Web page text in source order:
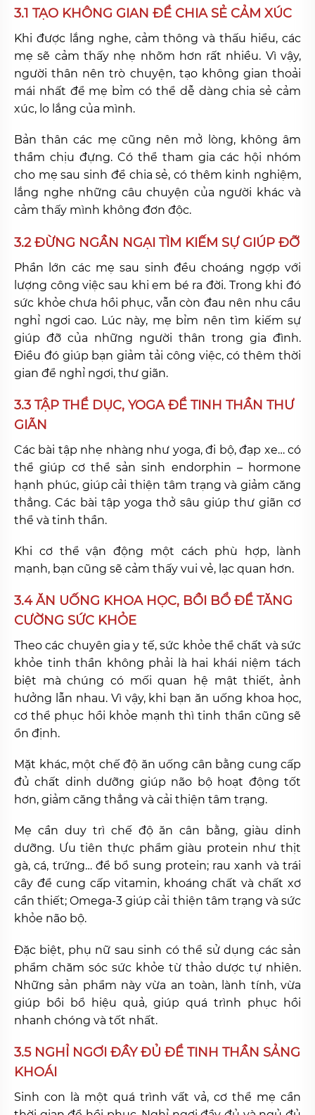
3.1 TẠO KHÔNG GIAN ĐỂ CHIA SẺ CẢM XÚC
Khi được lắng nghe, cảm thông và thấu hiểu, các
mẹ sẽ cảm thấy nhẹ nhõm hơn rất nhiều. Vì vậy,
người thân nên trò chuyện, tạo không gian thoải
mái nhất để mẹ bỉm có thể dễ dàng chia sẻ cảm
xúc, lo lắng của mình.
Bản thân các mẹ cũng nên mở lòng, không âm
thầm chịu đựng. Có thể tham gia các hội nhóm
cho mẹ sau sinh để chia sẻ, có thêm kinh nghiệm,
lắng nghe những câu chuyện của người khác và
cảm thấy mình không đơn độc.
3.2 ĐỪNG NGẦN NGẠI TÌM KIẾM SỰ GIÚP ĐỠ
Phần lớn các mẹ sau sinh đều choáng ngợp với
lượng công việc sau khi em bé ra đời. Trong khi đó
sức khỏe chưa hồi phục, vẫn còn đau nên nhu cầu
nghỉ ngơi cao. Lúc này, mẹ bỉm nên tìm kiếm sự
giúp đỡ của những người thân trong gia đình.
Điều đó giúp bạn giảm tải công việc, có thêm thời
gian để nghỉ ngơi, thư giãn.
3.3 TẬP THỂ DỤC, YOGA ĐỂ TINH THẦN THƯ
GIÃN
Các bài tập nhẹ nhàng như yoga, đi bộ, đạp xe… có
thể giúp cơ thể sản sinh endorphin – hormone
hạnh phúc, giúp cải thiện tâm trạng và giảm căng
thẳng. Các bài tập yoga thở sâu giúp thư giãn cơ
thể và tinh thần.
Khi cơ thể vận động một cách phù hợp, lành
mạnh, bạn cũng sẽ cảm thấy vui vẻ, lạc quan hơn.
3.4 ĂN UỐNG KHOA HỌC, BỒI BỔ ĐỂ TĂNG
CƯỜNG SỨC KHỎE
Theo các chuyên gia y tế, sức khỏe thể chất và sức
khỏe tinh thần không phải là hai khái niệm tách
biệt mà chúng có mối quan hệ mật thiết, ảnh
hưởng lẫn nhau. Vì vậy, khi bạn ăn uống khoa học,
cơ thể phục hồi khỏe mạnh thì tinh thần cũng sẽ
ổn định.
Mặt khác, một chế độ ăn uống cân bằng cung cấp
đủ chất dinh dưỡng giúp não bộ hoạt động tốt
hơn, giảm căng thẳng và cải thiện tâm trạng.
Mẹ cần duy trì chế độ ăn cân bằng, giàu dinh
dưỡng. Ưu tiên thực phẩm giàu protein như thịt
gà, cá, trứng… để bổ sung protein; rau xanh và trái
cây để cung cấp vitamin, khoáng chất và chất xơ
cần thiết; Omega-3 giúp cải thiện tâm trạng và sức
khỏe não bộ.
Đặc biệt, phụ nữ sau sinh có thể sử dụng các sản
phẩm chăm sóc sức khỏe từ thảo dược tự nhiên.
Những sản phẩm này vừa an toàn, lành tính, vừa
giúp bồi bổ hiệu quả, giúp quá trình phục hồi
nhanh chóng và tốt nhất.
3.5 NGHỈ NGƠI ĐẦY ĐỦ ĐỂ TINH THẦN SẢNG
KHOÁI
Sinh con là một quá trình vất vả, cơ thể mẹ cần